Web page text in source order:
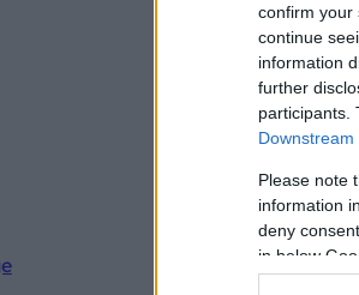
confirm your
continue
information
further
participants.
Please note
information
deny
in below